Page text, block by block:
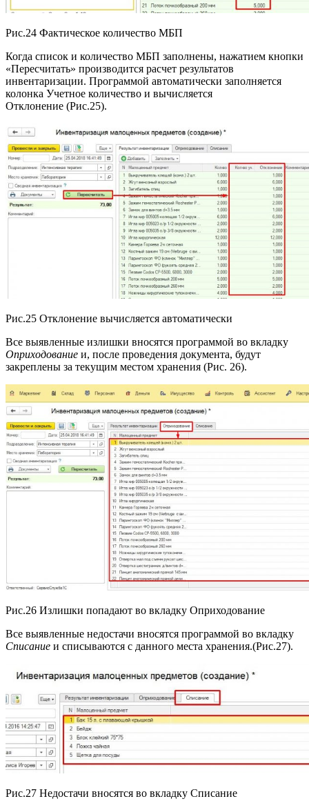
Рис.24 Фактическое количество МБП
Когда список и количество МБП заполнены, нажатием кнопки
«Пересчитать» производится расчет результатов
инвентаризации. Программой автоматически заполняется
колонка Учетное количество и вычисляется
Отклонение (Рис.25).
Рис.25 Отклонение вычисляется автоматически
Все выявленные излишки вносятся программой во вкладку
Оприходование и, после проведения документа, будут
закреплены за текущим местом хранения (Рис. 26).
Рис.26 Излишки попадают во вкладку Оприходование
Все выявленные недостачи вносятся программой во вкладку
Списание и списываются с данного места хранения.(Рис.27).
Рис.27 Недостачи вносятся во вкладку Списание